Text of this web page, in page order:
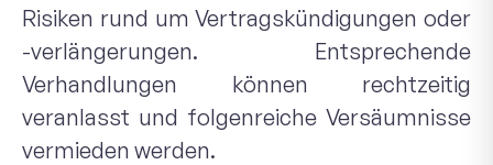
Risiken rund um Vertragskündigungen oder
-verlängerungen. Entsprechende
Verhandlungen können rechtzeitig
veranlasst und folgenreiche Versäumnisse
vermieden werden.